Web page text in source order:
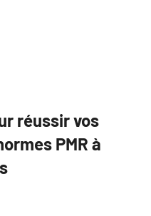
réussir vos
PMR à